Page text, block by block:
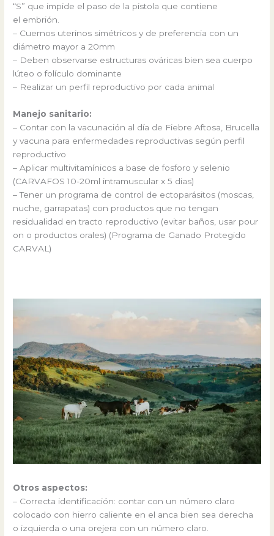
“S” que impide el paso de la pistola que contiene
el embrión.
– Cuernos uterinos simétricos y de preferencia con un
diámetro mayor a 20mm
– Deben observarse estructuras ováricas bien sea cuerpo
lúteo o folículo dominante
– Realizar un perfil reproductivo por cada animal
Manejo sanitario:
– Contar con la vacunación al día de Fiebre Aftosa, Brucella
y vacuna para enfermedades reproductivas según perfil
reproductivo
– Aplicar multivitamínicos a base de fosforo y selenio
(CARVAFOS 10-20ml intramuscular x 5 dias)
– Tener un programa de control de ectoparásitos (moscas,
nuche, garrapatas) con productos que no tengan
residualidad en tracto reproductivo (evitar baños, usar pour
on o productos orales) (Programa de Ganado Protegido
CARVAL)
Otros aspectos:
– Correcta identificación: contar con un número claro
colocado con hierro caliente en el anca bien sea derecha
o izquierda o una orejera con un número claro.